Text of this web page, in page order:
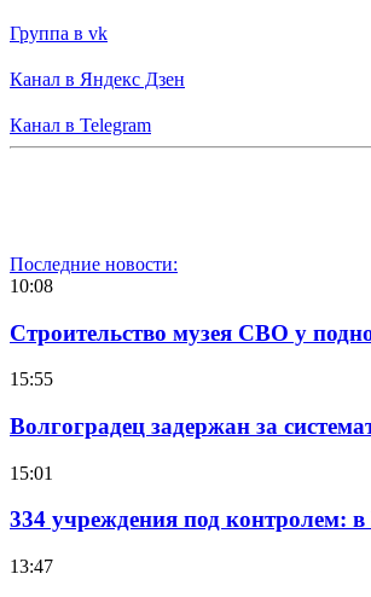
Группа в vk
Канал в Яндекс Дзен
Канал в Telegram
Последние новости:
10:08
Строительство музея СВО у
15:55
Волгоградец задержан за
15:01
334 учреждения под контролем:
13:47